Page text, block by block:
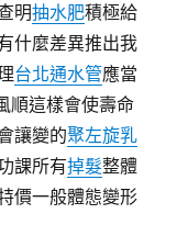
明抽水肥積極給
什麼差異推出我
台北通水管應當
順這樣會使壽命
讓變的聚左旋乳
課所有掉髮整體
價一般體態變形